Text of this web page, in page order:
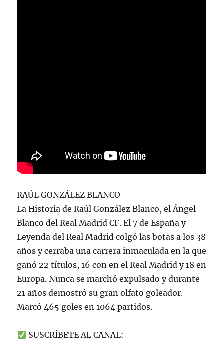
RAÚL GONZÁLEZ BLANCO
La Historia de Raúl González Blanco, el Ángel
Blanco del Real Madrid CF. El 7 de España y
Leyenda del Real Madrid colgó las botas a los 38
años y cerraba una carrera inmaculada en la que
ganó 22 títulos, 16 con en el Real Madrid y 18 en
Europa. Nunca se marchó expulsado y durante
21 años demostró su gran olfato goleador.
Marcó 465 goles en 1064 partidos.
SUSCRÍBETE AL CANAL: